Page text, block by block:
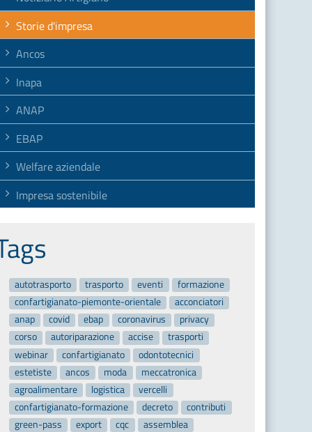
Storie d'impresa
Ancos
Inapa
ANAP
EBAP
Welfare aziendale
Impresa sostenibile
autotrasporto trasporto eventi
formazione
confartigianato-piemonte-orientale
acconciatori
anap
covid ebap coronavirus
privacy
corso
autoriparazione accise
trasporti
webinar
confartigianato
odontotecnici
estetiste
ancos moda
meccatronica
agroalimentare
logistica
vercelli
confartigianato-formazione
decreto
contributi
green-pass
export cqc
assemblea